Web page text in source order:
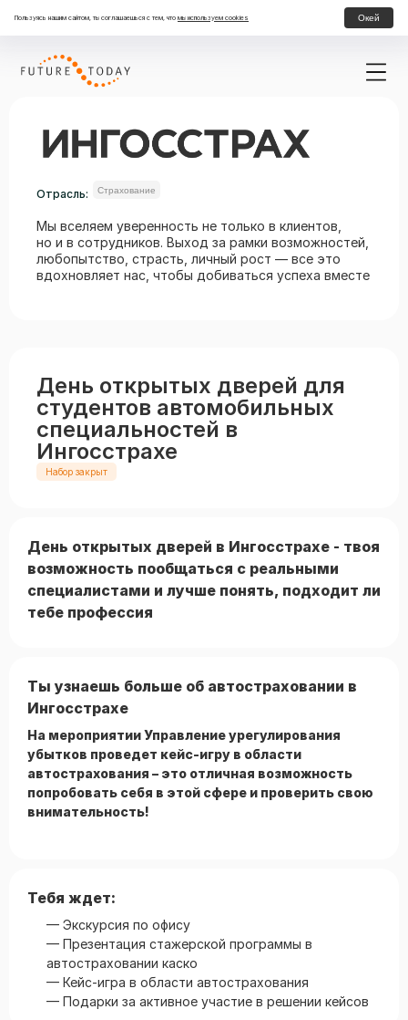
Пользуясь нашим сайтом, ты соглашаешься с тем, что мы используем cookies Окей
Отрасль: Страхование
Мы вселяем уверенность не только в клиентов,
но и в сотрудников. Выход за рамки возможностей,
любопытство, страсть, личный рост — все это
вдохновляет нас, чтобы добиваться успеха вместе
День открытых дверей для
студентов автомобильных
специальностей в
Ингосстрахе
Набор закрыт
День открытых дверей в Ингосстрахе - твоя
возможность пообщаться с реальными
специалистами и лучше понять, подходит ли
тебе профессия
Ты узнаешь больше об автостраховании в
Ингосстрахе
На мероприятии Управление урегулирования
убытков проведет кейс-игру в области
автострахования – это отличная возможность
попробовать себя в этой сфере и проверить свою
внимательность!
Тебя ждет:
— Экскурсия по офису
— Презентация стажерской программы в
автостраховании каско
— Кейс-игра в области автострахования
— Подарки за активное участие в решении кейсов